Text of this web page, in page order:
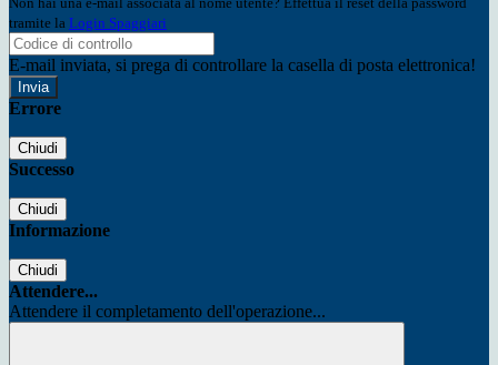
tramite la Login Spaggiari
E-mail inviata, si prega di controllare la casella di posta elettronica!
Errore
Chiudi
Successo
Chiudi
Informazione
Chiudi
Attendere...
Attendere il completamento dell'operazione...